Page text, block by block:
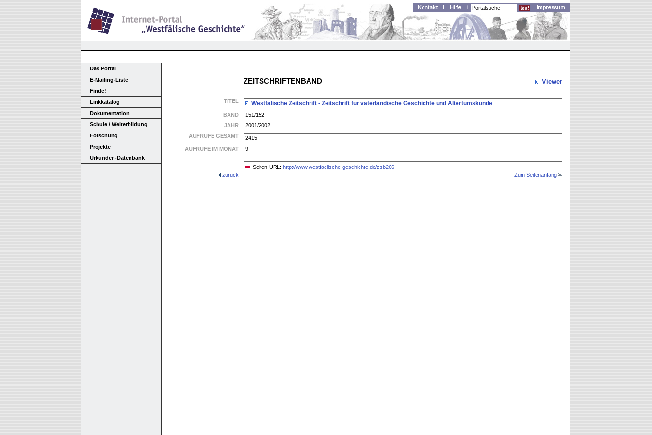
Das Portal
E-Mailing-Liste
Finde!
Linkkatalog
Dokumentation
Schule / Weiterbildung
Forschung
Projekte
Urkunden-Datenbank
ZEITSCHRIFTENBAND Viewer
TITEL Westfälische Zeitschrift - Zeitschrift für vaterländische Geschichte und Altertumskunde
BAND
151/152
JAHR
2001/2002
AUFRUFE GESAMT
2415
AUFRUFE IM MONAT
9
Seiten-URL: http://www.westfaelische-geschichte.de/zsb266
zurück
Zum Seitenanfang